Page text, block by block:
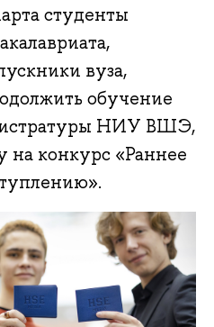
студенты
вуза,
обучение
НИУ ВШЭ,
на конкурс «Раннее